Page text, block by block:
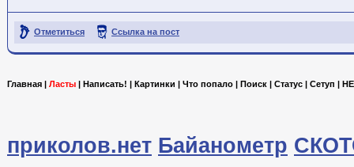
Отметиться Ссылка на пост
Главная | Ласты | Написать! | Картинки | Что попало | Поиск | Статус | Сетуп |
приколов.нет Байанометр